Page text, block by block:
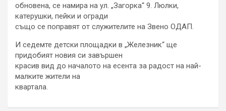
обновена, се намира на ул. „Загорка“ 9. Люлки,
катерушки, пейки и огради
също се поправят от служителите на Звено ОДАП.
И седемте детски площадки в „Железник“ ще
придобият новия си завършен
красив вид до началото на есента за радост на най-
малките жители на
квартала.